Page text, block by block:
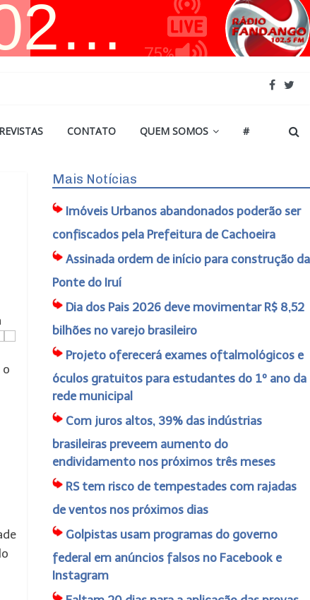
CONTATO QUEM SOMOS #
o
Mais Notícias
Imóveis Urbanos abandonados poderão ser
confiscados pela Prefeitura de Cachoeira
Assinada ordem de início para construção da
Ponte do Iruí
Dia dos Pais 2026 deve movimentar R$ 8,52
bilhões no varejo brasileiro
Projeto oferecerá exames oftalmológicos e
óculos gratuitos para estudantes do 1º ano da
rede municipal
Com juros altos, 39% das indústrias
brasileiras preveem aumento do
endividamento nos próximos três meses
RS tem risco de tempestades com rajadas
de ventos nos próximos dias
Golpistas usam programas do governo
federal em anúncios falsos no Facebook e
Instagram